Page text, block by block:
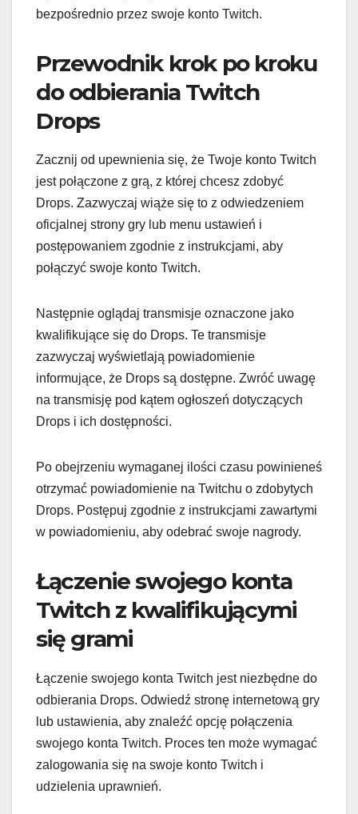
bezpośrednio przez swoje konto Twitch.
Przewodnik krok po kroku
do odbierania Twitch
Drops
Zacznij od upewnienia się, że Twoje konto Twitch
jest połączone z grą, z której chcesz zdobyć
Drops. Zazwyczaj wiąże się to z odwiedzeniem
oficjalnej strony gry lub menu ustawień i
postępowaniem zgodnie z instrukcjami, aby
połączyć swoje konto Twitch.
Następnie oglądaj transmisje oznaczone jako
kwalifikujące się do Drops. Te transmisje
zazwyczaj wyświetlają powiadomienie
informujące, że Drops są dostępne. Zwróć uwagę
na transmisję pod kątem ogłoszeń dotyczących
Drops i ich dostępności.
Po obejrzeniu wymaganej ilości czasu powinieneś
otrzymać powiadomienie na Twitchu o zdobytych
Drops. Postępuj zgodnie z instrukcjami zawartymi
w powiadomieniu, aby odebrać swoje nagrody.
Łączenie swojego konta
Twitch z kwalifikującymi
się grami
Łączenie swojego konta Twitch jest niezbędne do
odbierania Drops. Odwiedź stronę internetową gry
lub ustawienia, aby znaleźć opcję połączenia
swojego konta Twitch. Proces ten może wymagać
zalogowania się na swoje konto Twitch i
udzielenia uprawnień.